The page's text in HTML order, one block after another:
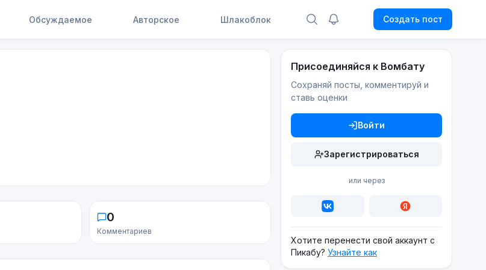
Обсуждаемое Авторское Шлакоблок Создать пост
0
Комментариев
Присоединяйся к Вомбату
Сохраняй посты, комментируй и
ставь оценки
Войти
Зарегистрироваться
или через
Хотите перенести свой аккаунт с
Пикабу? Узнайте как